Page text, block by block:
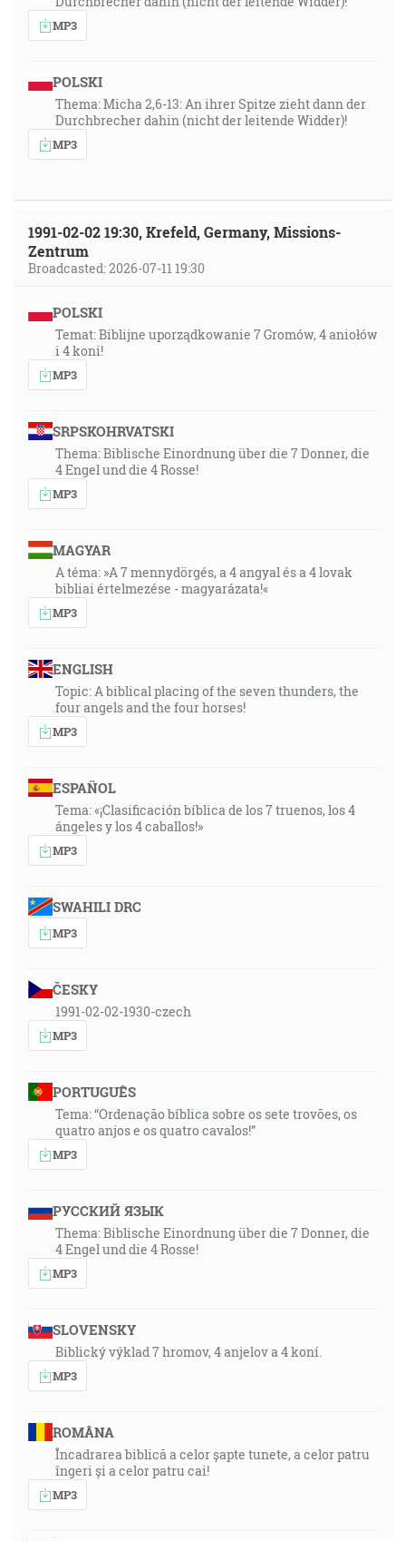
MP3
POLSKI
Thema: Micha 2,6-13: An ihrer Spitze zieht dann der
Durchbrecher dahin (nicht der leitende Widder)!
MP3
1991-02-02 19:30, Krefeld, Germany, Missions-
Zentrum
Broadcasted: 2026-07-11 19:30
POLSKI
Temat: Biblijne uporządkowanie 7 Gromów, 4 aniołów
i 4 koni!
MP3
SRPSKOHRVATSKI
Thema: Biblische Einordnung über die 7 Donner, die
4 Engel und die 4 Rosse!
MP3
MAGYAR
A téma: »A 7 mennydörgés, a 4 angyal és a 4 lovak
bibliai értelmezése - magyarázata!«
MP3
ENGLISH
Topic: A biblical placing of the seven thunders, the
four angels and the four horses!
MP3
ESPAÑOL
Tema: «¡Clasificación bíblica de los 7 truenos, los 4
ángeles y los 4 caballos!»
MP3
SWAHILI DRC
MP3
ČESKY
1991-02-02-1930-czech
MP3
PORTUGUÊS
Tema: “Ordenação bíblica sobre os sete trovões, os
quatro anjos e os quatro cavalos!”
MP3
РУССКИЙ ЯЗЫК
Thema: Biblische Einordnung über die 7 Donner, die
4 Engel und die 4 Rosse!
MP3
SLOVENSKY
Biblický výklad 7 hromov, 4 anjelov a 4 koní.
MP3
ROMÂNA
Încadrarea biblică a celor șapte tunete, a celor patru
îngeri și a celor patru cai!
MP3